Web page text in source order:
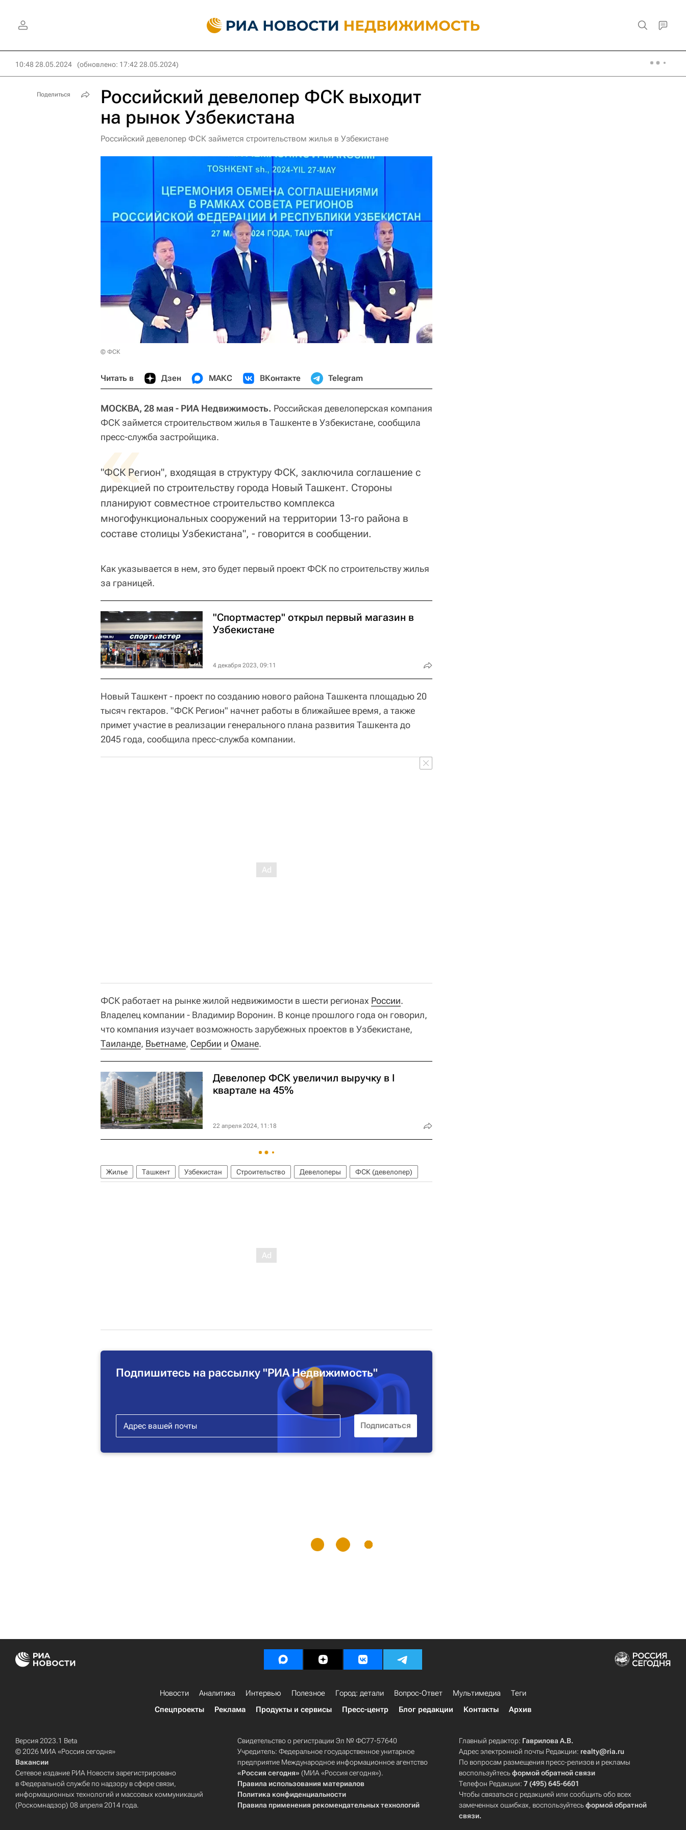
10:48 28.05.2024 (обновлено: 17:42 28.05.2024)
Российский девелопер ФСК выходит
на рынок Узбекистана
Российский девелопер ФСК займется строительством жилья в Узбекистане
© ФСК
Читать в Дзен МАКС ВКонтакте Telegram
МОСКВА, 28 мая - РИА Недвижимость. Российская девелоперская компания
ФСК займется строительством жилья в Ташкенте в Узбекистане, сообщила
пресс-служба застройщика.
«
"ФСК Регион", входящая в структуру ФСК, заключила соглашение с
дирекцией по строительству города Новый Ташкент. Стороны
планируют совместное строительство комплекса
многофункциональных сооружений на территории 13-го района в
составе столицы Узбекистана", - говорится в сообщении.
Как указывается в нем, это будет первый проект ФСК по строительству жилья
за границей.
"Спортмастер" открыл первый магазин в
Узбекистане
4 декабря 2023, 09:11
Новый Ташкент - проект по созданию нового района Ташкента площадью 20
тысяч гектаров. "ФСК Регион" начнет работы в ближайшее время, а также
примет участие в реализации генерального плана развития Ташкента до
2045 года, сообщила пресс-служба компании.
ФСК работает на рынке жилой недвижимости в шести регионах России.
Владелец компании - Владимир Воронин. В конце прошлого года он говорил,
что компания изучает возможность зарубежных проектов в Узбекистане,
Таиланде, Вьетнаме, Сербии и Омане.
Девелопер ФСК увеличил выручку в I
квартале на 45%
22 апреля 2024, 11:18
Жилье Ташкент Узбекистан Строительство Девелоперы ФСК (девелопер)
Подпишитесь на рассылку "РИА Недвижимость"
Поделиться
Новости Аналитика Интервью Полезное Город: детали Вопрос-Ответ Мультимедиа
Теги
Спецпроекты
Реклама Продукты и сервисы Пресс-центр Блог редакции Контакты Архив
Версия 2023.1 Beta
© 2026 МИА «Россия сегодня»
Вакансии
Сетевое издание РИА Новости зарегистрировано
в Федеральной службе по надзору в сфере связи,
информационных технологий и массовых коммуникаций
(Роскомнадзор) 08 апреля 2014 года.
Свидетельство о регистрации Эл № ФС77-57640
Учредитель: Федеральное государственное унитарное
предприятие Международное информационное агентство
«Россия сегодня» (МИА «Россия сегодня»).
Правила использования материалов
Политика конфиденциальности
Правила применения рекомендательных технологий
Главный редактор: Гаврилова А.В.
Адрес электронной почты Редакции: realty@ria.ru
По вопросам размещения пресс-релизов и рекламы
воспользуйтесьформой обратной связи
Телефон Редакции:7 (495) 645-6601
Чтобы связаться с редакцией или сообщить обо всех
замеченных ошибках, воспользуйтесьформой обратной
связи.